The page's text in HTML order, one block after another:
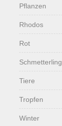
Pflanzen
Rhodos
Rot
Schmetterling
Tiere
Tropfen
Winter